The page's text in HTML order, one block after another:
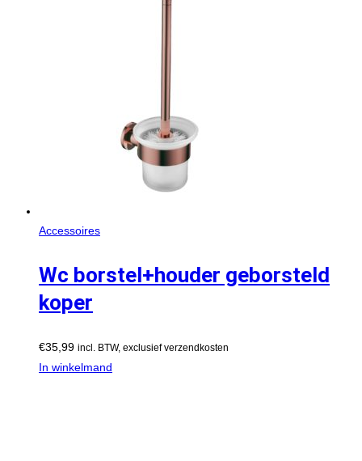
Accessoires
Wc borstel+houder geborsteld
koper
€35,99 incl. BTW, exclusief verzendkosten
In winkelmand